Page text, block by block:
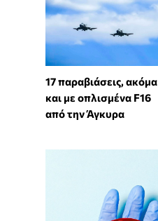
17 παραβιάσεις, ακόμα
και με οπλισμένα F16
από την Άγκυρα